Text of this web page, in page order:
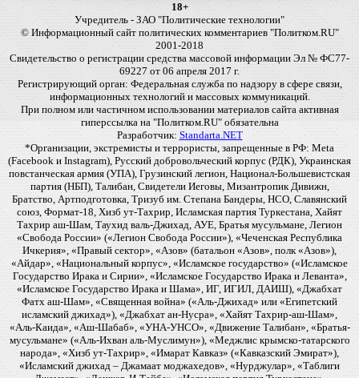
18+
Учредитель - ЗАО "Политические технологии"
© Информационный сайт политических комментариев "Политком.RU"
2001-2018
Свидетельство о регистрации средства массовой информации Эл № ФС77-
69227 от 06 апреля 2017 г.
Регистрирующий орган: Федеральная служба по надзору в сфере связи,
информационных технологий и массовых коммуникаций.
При полном или частичном использовании материалов сайта активная
гиперссылка на "Политком.RU" обязательна
Разработчик: Standarta.NET
*Организации, экстремисты и террористы, запрещенные в РФ: Meta
(Facebook и Instagram), Русский добровольческий корпус (РДК), Украинская
повстанческая армия (УПА), Грузинский легион, Национал-Большевистская
партия (НБП), Талибан, Свидетели Иеговы, Мизантропик Дивижн,
Братство, Артподготовка, Тризуб им. Степана Бандеры, НСО, Славянский
союз, Формат-18, Хизб ут-Тахрир, Исламская партия Туркестана, Хайят
Тахрир аш-Шам, Таухид валь-Джихад, АУЕ, Братья мусульмане, Легион
«Свобода России» («Легион Свобода России»), «Чеченская Республика
Ичкерия», «Правый сектор», «Азов» (батальон «Азов», полк «Азов»),
«Айдар», «Национальный корпус», «Исламское государство» («Исламское
Государство Ирака и Сирии», «Исламское Государство Ирака и Леванта»,
«Исламское Государство Ирака и Шама», ИГ, ИГИЛ, ДАИШ), «Джабхат
Фатх аш-Шам», «Священная война» («Аль-Джихад» или «Египетский
исламский джихад»), «Джабхат ан-Нусра», «Хайят Тахрир-аш-Шам»,
«Аль-Каида», «Аш-Шабаб», «УНА-УНСО», «Движение Талибан», «Братья-
мусульмане» («Аль-Ихван аль-Муслимун»), «Меджлис крымско-татарского
народа», «Хизб ут-Тахрир», «Имарат Кавказ» («Кавказский Эмират»),
«Исламский джихад – Джамаат моджахедов», «Нурджулар», «Таблиги